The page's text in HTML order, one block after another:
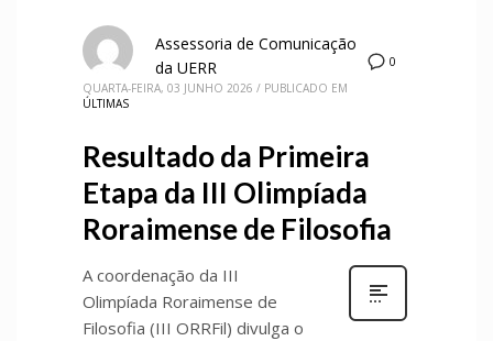
0
Assessoria de Comunicação
da UERR
QUARTA-FEIRA, 03 JUNHO 2026 / PUBLICADO EM
ÚLTIMAS
Resultado da Primeira
Etapa da III Olimpíada
Roraimense de Filosofia
A coordenação da III
Olimpíada Roraimense de
Filosofia (III ORRFil) divulga o